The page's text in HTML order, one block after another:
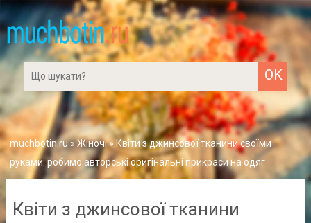
muchbotin.ru»Жіночі» Квіти з джинсової тканини своїми
руками: робимо авторські оригінальні прикраси на одяг
Квіти з джинсової тканини